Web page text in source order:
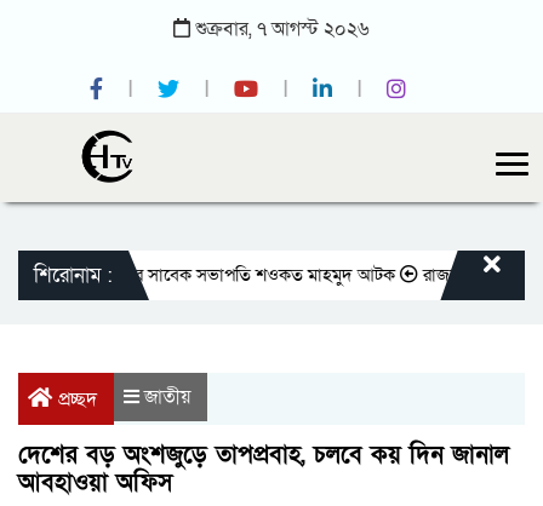
শুক্রবার,৭আগস্ট ২০২৬
শিরোনাম :
প্রেসক্লাবের সাবেক সভাপতি শওকত মাহমুদ আটক রাজবাড়ীতে বীর
প্রচ্ছদ জাতীয়
দেশের বড় অংশজুড়ে তাপপ্রবাহ, চলবে কয় দিন জানাল
আবহাওয়া অফিস